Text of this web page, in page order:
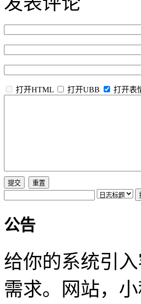
打开HTML 打开UBB 打开表
公告
给你的系统引
需求。网站，